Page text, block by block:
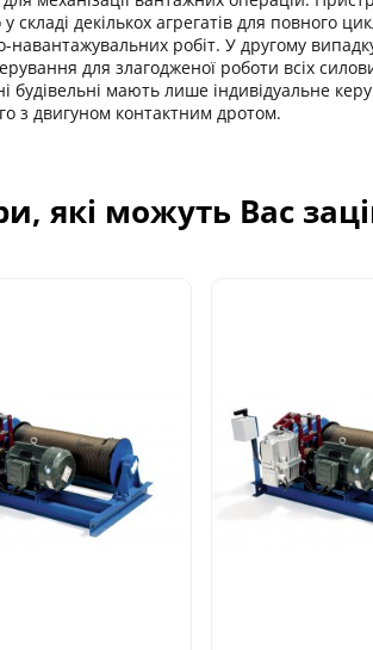
складі декількох агрегатів для повного
навантажувальних робіт. У другому
для злагодженої роботи всіх
будівельні мають лише індивідуальне
з двигуном контактним дротом.
які можуть Вас